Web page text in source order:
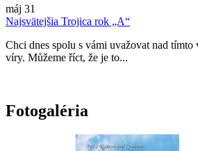
máj 31
Najsvätejšia Trojica rok „A“
Chci dnes spolu s vámi uvažovat nad
víry. Můžeme říct, že je to...
Fotogaléria